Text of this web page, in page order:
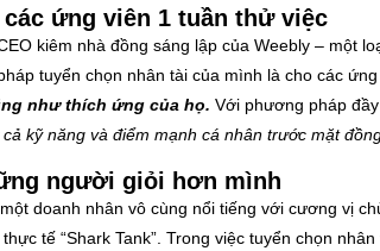
các ứng viên 1 tuần thử việc
kiêm nhà đồng sáng lập của Weebly – một
tuyển chọn nhân tài của mình là cho các
như thích ứng của họ. Với phương pháp
kỹ năng và điểm mạnh cá nhân trước mặt
người giỏi hơn mình
doanh nhân vô cùng nổi tiếng với cương vị
tế “Shark Tank”. Trong việc tuyển chọn